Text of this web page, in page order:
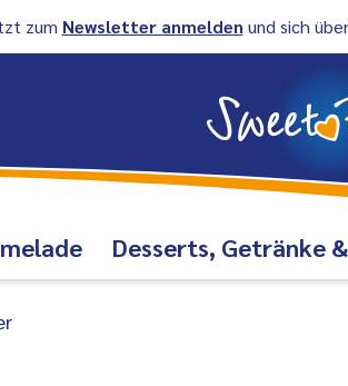
zum Newsletter anmelden und sich
Desserts, Getränke